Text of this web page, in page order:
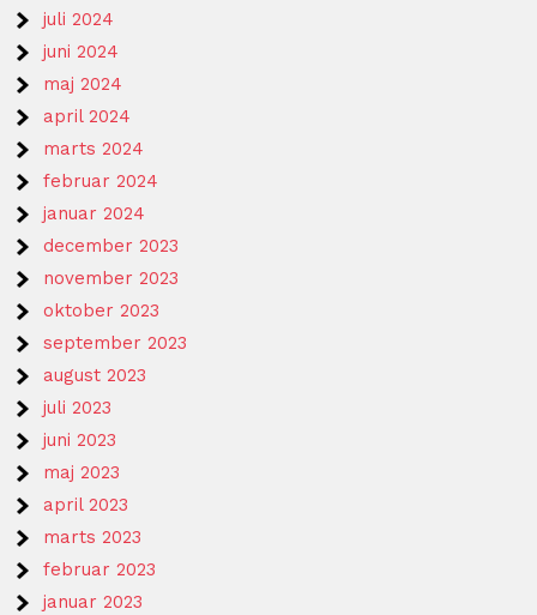
juli 2024
juni 2024
maj 2024
april 2024
marts 2024
februar 2024
januar 2024
december 2023
november 2023
oktober 2023
september 2023
august 2023
juli 2023
juni 2023
maj 2023
april 2023
marts 2023
februar 2023
januar 2023